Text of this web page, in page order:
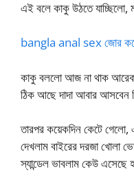
এই বলে কাকু উঠতে যাচ্ছিলো,
bangla anal sex জোর
কাকু বললো আজ না থাক
ঠিক আছে দাদা আবার
তারপর কয়েকদিন কেটে
দেখলাম বাইরের দরজা খোলা
স্যান্ডেল ভাবলাম কেউ এসেছে